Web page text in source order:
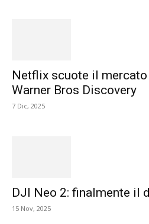
Netflix scuote il
Warner Bros Discovery
7 Dic, 2025
DJI Neo 2: finalmente il
15 Nov, 2025